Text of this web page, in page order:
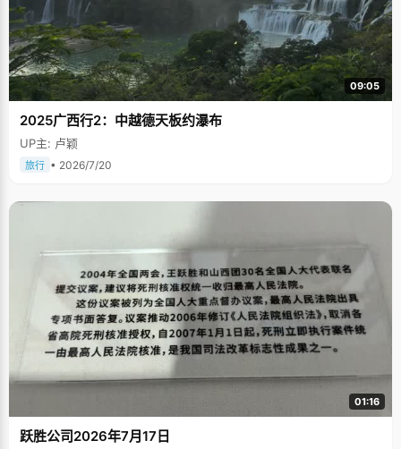
09:05
2025广西行2：中越德天板约瀑布
UP主: 卢颖
旅行 • 2026/7/20
01:16
跃胜公司2026年7月17日